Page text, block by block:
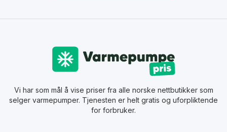
Vi har som mål å vise priser fra alle norske nettbutikker som
selger varmepumper. Tjenesten er helt gratis og uforpliktende
for forbruker.